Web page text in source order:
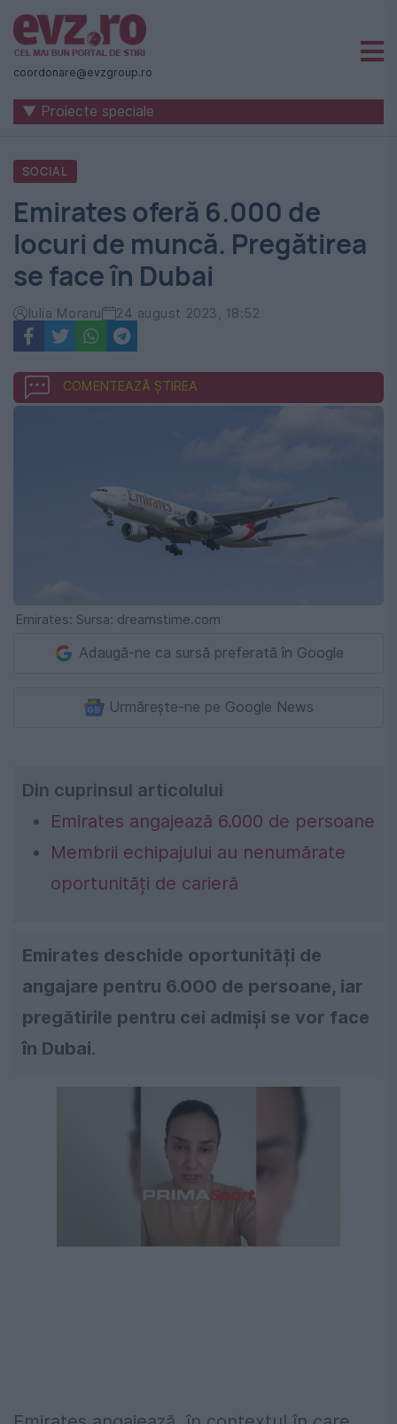
Știri
naționale
internaționale
România
-
Evenimentul
Zilei
coordonare@evzgroup.ro
▼ Proiecte speciale
SOCIAL
Emirates oferă 6.000 de
locuri de muncă. Pregătirea
se face în Dubai
Iulia Moraru 24 august 2023, 18:52
COMENTEAZĂ ȘTIREA
Emirates: Sursa: dreamstime.com
Adaugă-ne ca sursă preferată în Google
Urmărește-ne pe Google News
Din cuprinsul articolului
Emirates angajează 6.000 de persoane
Membrii echipajului au nenumărate
oportunități de carieră
Emirates deschide oportunități de
angajare pentru 6.000 de persoane, iar
pregătirile pentru cei admiși se vor face
în Dubai.